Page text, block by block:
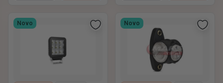
Novo Novo